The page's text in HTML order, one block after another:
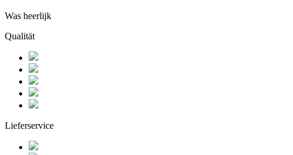
Was heerlijk
Qualität
Lieferservice